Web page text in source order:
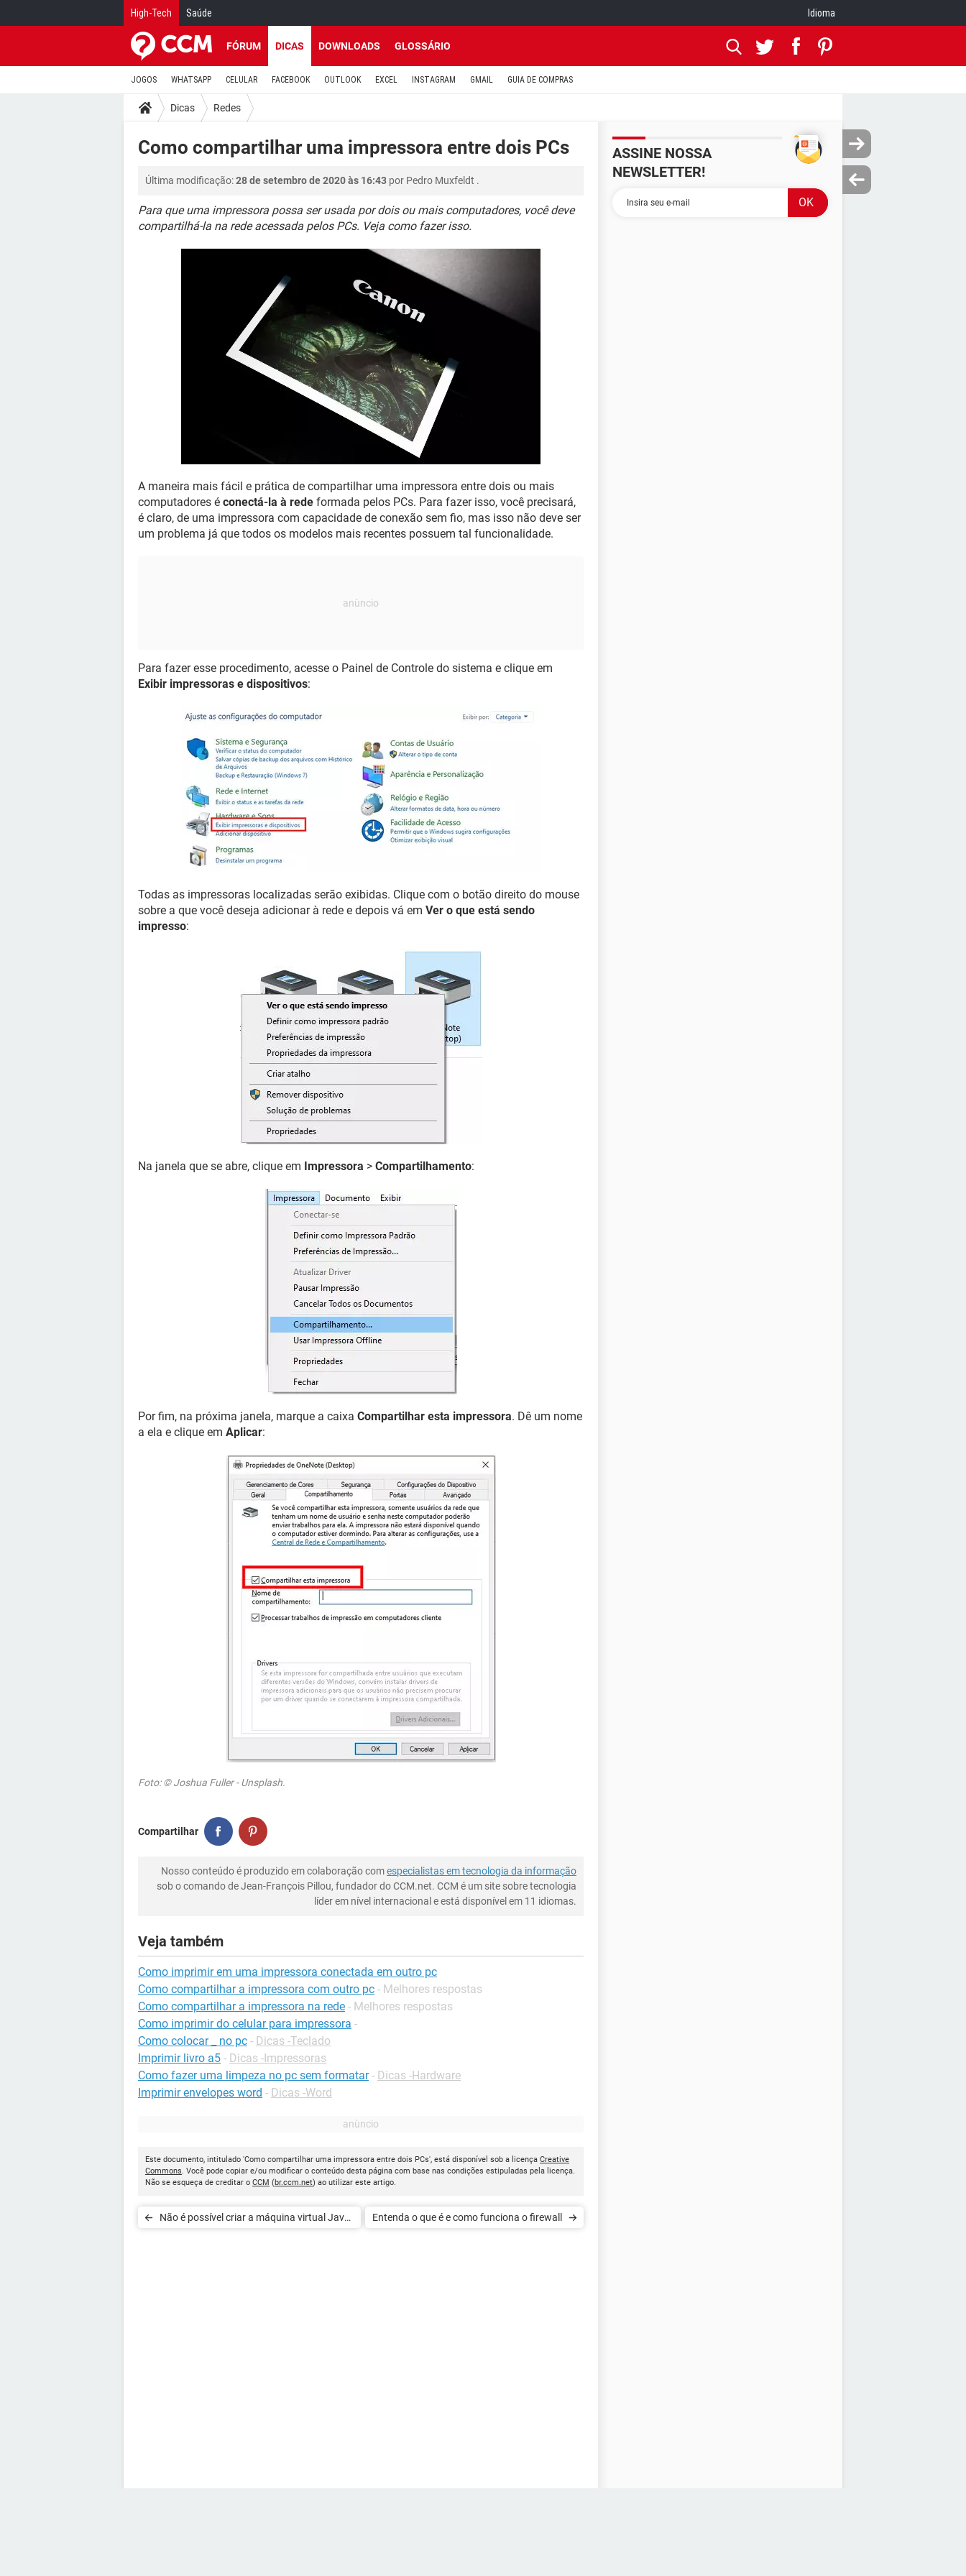
High-Tech Saúde Idioma
FÓRUM DICAS DOWNLOADS GLOSSÁRIO
JOGOS WHATSAPP CELULAR FACEBOOK OUTLOOK EXCEL INSTAGRAM GMAIL GUIA DE COMPRAS
Dicas Redes
Como compartilhar uma impressora entre dois PCs
Última modificação:28 de setembro de 2020 às 16:43 por Pedro Muxfeldt .
Para que uma impressora possa ser usada por dois ou mais computadores, você deve
compartilhá-la na rede acessada pelos PCs. Veja como fazer isso.
A maneira mais fácil e prática de compartilhar uma impressora entre dois ou mais
computadores é conectá-la à rede formada pelos PCs. Para fazer isso, você precisará,
é claro, de uma impressora com capacidade de conexão sem fio, mas isso não deve ser
um problema já que todos os modelos mais recentes possuem tal funcionalidade.
Para fazer esse procedimento, acesse o Painel de Controle do sistema e clique em
Exibir impressoras e dispositivos:
Todas as impressoras localizadas serão exibidas. Clique com o botão direito do mouse
sobre a que você deseja adicionar à rede e depois vá em Ver o que está sendo
impresso:
Na janela que se abre, clique em Impressora > Compartilhamento:
Por fim, na próxima janela, marque a caixa Compartilhar esta impressora. Dê um nome
a ela e clique em Aplicar:
Foto: © Joshua Fuller - Unsplash.
Compartilhar
Nosso conteúdo é produzido em colaboração comespecialistas em tecnologia da informação
sob o comando de Jean-François Pillou, fundador do CCM.net. CCM é um site sobre tecnologia
líder em nível internacional e está disponível em 11 idiomas.
Veja também
Como imprimir em uma impressora conectada em outro pc
Como compartilhar a impressora com outro pc - Melhores respostas
Como compartilhar a impressora na rede - Melhores respostas
Como imprimir do celular para impressora -
Como colocar _ no pc - Dicas -Teclado
Imprimir livro a5 - Dicas -Impressoras
Como fazer uma limpeza no pc sem formatar - Dicas -Hardware
Imprimir envelopes word - Dicas -Word
Este documento, intitulado 'Como compartilhar uma impressora entre dois PCs', está disponível sob a licença Creative
Commons. Você pode copiar e/ou modificar o conteúdo desta página com base nas condições estipuladas pela licença.
Não se esqueça de creditar o CCM (br.ccm.net) ao utilizar este artigo.
Não é possível criar a máquina virtual Java
Entenda o que é e como funciona o firewall
ASSINE NOSSA
NEWSLETTER!